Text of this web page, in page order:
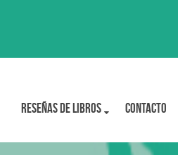
Reseñas de libros Contacto